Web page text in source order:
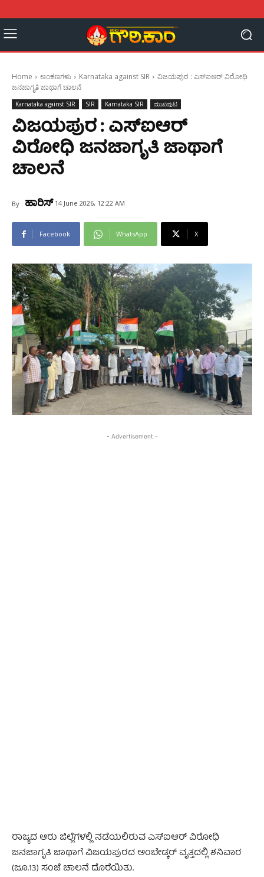
Home ಅಂಕಣಗಳು Karnataka against SIR
ವಿಜಯಪುರ : ಎಸ್‌ಐಆರ್ ವಿರೋಧಿ
ಜನಜಾಗೃತಿ ಜಾಥಾಗೆ ಚಾಲನೆ
Karnataka against SIR SIR Karnataka SIR ಮುಖಪುಟ
ವಿಜಯಪುರ : ಎಸ್‌ಐಆರ್
ವಿರೋಧಿ ಜನಜಾಗೃತಿ ಜಾಥಾಗೆ
ಚಾಲನೆ
By : ಹಾರಿಸ್ 14 June 2026, 12:22 AM
Facebook WhatsApp X
- Advertisement -
ರಾಜ್ಯದ ಆರು ಜಿಲ್ಲೆಗಳಲ್ಲಿ ನಡೆಯಲಿರುವ ಎಸ್‌ಐಆರ್‌ ವಿರೋಧಿ
ಜನಜಾಗೃತಿ ಜಾಥಾಗೆ ವಿಜಯಪುರದ ಅಂಬೇಡ್ಕರ್ ವೃತ್ತದಲ್ಲಿ ಶನಿವಾರ
(ಜೂ.13) ಸಂಜೆ ಚಾಲನೆ ದೊರೆಯಿತು.